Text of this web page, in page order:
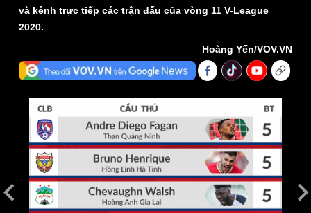
Việc làm
và kênh trực tiếp các trận đấu của vòng 11 V-League
2020.
Hoàng Yến/VOV.VN